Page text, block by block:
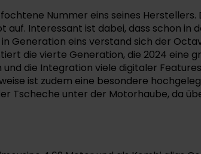
Nummer eins seines Herstellers.
Interessant ist dabei, dass schon in
Generation eins verstand sich der
die vierte Generation, die 2024
die Integration viele digitaler
ist zudem eine besondere
unter der Motorhaube, da